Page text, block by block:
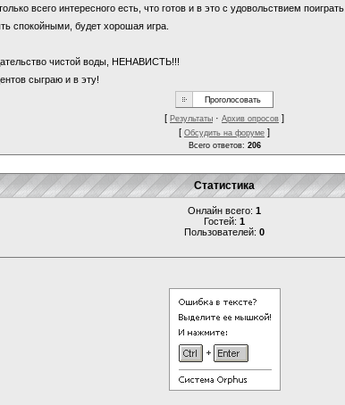
всего интересного есть, что готов и в это с удовольствием поиграть.
спокойными, будет хорошая игра.
чистой воды, НЕНАВИСТЬ!!!
сыграю и в эту!
[ Результаты · Архив опросов ]
[ Обсудить на форуме ]
Всего ответов: 206
Статистика
Онлайн всего: 1
Гостей: 1
Пользователей: 0